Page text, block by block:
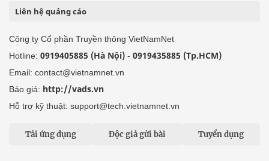
Liên hệ quảng cáo
Công ty Cổ phần Truyền thông VietNamNet
Hotline: 0919405885 (Hà Nội) - 0919435885 (Tp.HCM)
Email: contact@vietnamnet.vn
Báo giá: http://vads.vn
Hỗ trợ kỹ thuật: support@tech.vietnamnet.vn
Tải ứng dụng Độc giả gửi bài Tuyển dụng